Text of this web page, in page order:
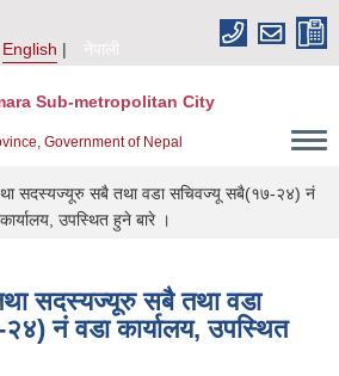
English
नेपाली
Sub-metropolitan City
Government of Nepal
सदस्यज्यूरु सबै तथा वडा सचिवज्यू सबै(१७-२४) नं
उपस्थित हुने बारे ।
सदस्यज्यूरु सबै तथा वडा
नं वडा कार्यालय, उपस्थित